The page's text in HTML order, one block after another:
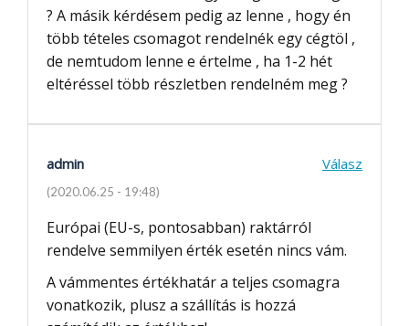
? A másik kérdésem pedig az lenne , hogy én
több tételes csomagot rendelnék egy cégtöl ,
de nemtudom lenne e értelme , ha 1-2 hét
eltéréssel több részletben rendelném meg ?
admin Válasz
(2020.06.25 - 19:48)
Európai (EU-s, pontosabban) raktárról
rendelve semmilyen érték esetén nincs vám.
A vámmentes értékhatár a teljes csomagra
vonatkozik, plusz a szállítás is hozzá